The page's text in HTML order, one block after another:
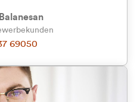
Sie?
(inkl. MwSt.)
69050